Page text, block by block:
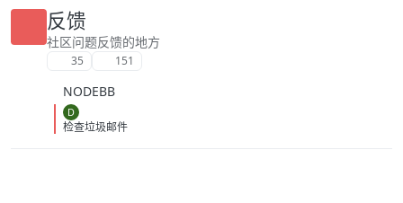
反馈
社区问题反馈的地方
35 151
NODEBB
D
检查垃圾邮件